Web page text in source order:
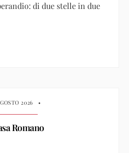
di due stelle in due
2026 •
Romano